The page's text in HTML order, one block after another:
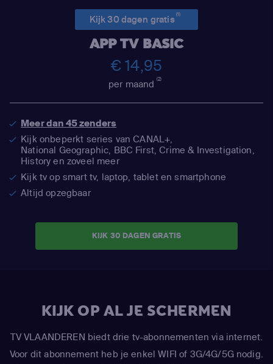
Kijk 30 dagen gratis(1)
APP TV BASIC
€ 14,95
per maand(2)
Meer dan 45 zenders
Kijk onbeperkt series van CANAL+,
National Geographic, BBC First, Crime & Investigation,
History en zoveel meer
Kijk tv op smart tv, laptop, tablet en smartphone
Altijd opzegbaar
KIJK 30 DAGEN GRATIS
KIJK OP AL JE SCHERMEN
TV VLAANDEREN biedt drie tv-abonnementen via internet.
Voor dit abonnement heb je enkel WIFI of 3G/4G/5G nodig.